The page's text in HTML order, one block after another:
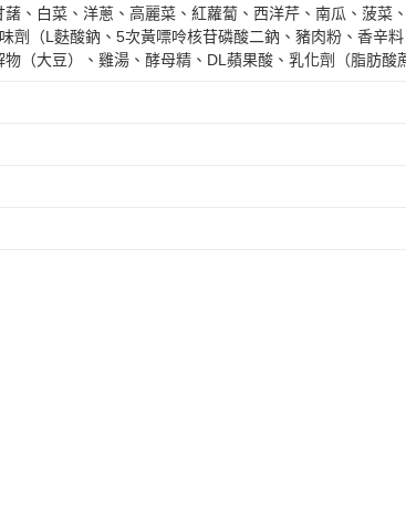
、白菜、洋蔥、高麗菜、紅蘿蔔、西洋芹、南瓜、菠菜
劑（L麩酸鈉、5次黃嘌呤核苷磷酸二鈉、豬肉粉、香辛料
（大豆）、雞湯、酵母精、DL蘋果酸、乳化劑（脂肪酸